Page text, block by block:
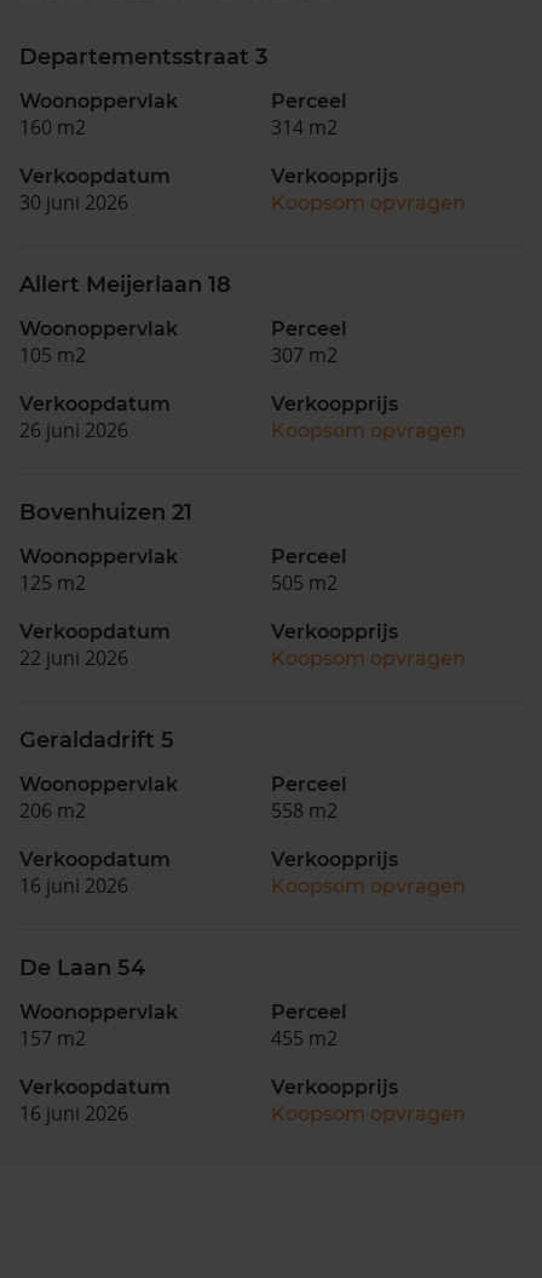
Departementsstraat 3
Woonoppervlak
160 m2
Perceel
314 m2
Verkoopdatum
30 juni 2026
Verkoopprijs
Koopsom opvragen
Allert Meijerlaan 18
Woonoppervlak
105 m2
Perceel
307 m2
Verkoopdatum
26 juni 2026
Verkoopprijs
Koopsom opvragen
Bovenhuizen 21
Woonoppervlak
125 m2
Perceel
505 m2
Verkoopdatum
22 juni 2026
Verkoopprijs
Koopsom opvragen
Geraldadrift 5
Woonoppervlak
206 m2
Perceel
558 m2
Verkoopdatum
16 juni 2026
Verkoopprijs
Koopsom opvragen
De Laan 54
Woonoppervlak
157 m2
Perceel
455 m2
Verkoopdatum
16 juni 2026
Verkoopprijs
Koopsom opvragen